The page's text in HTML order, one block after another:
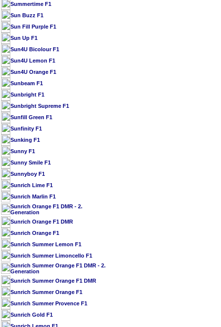
Summertime F1
Sun Buzz F1
Sun Fill Purple F1
Sun Up F1
Sun4U Bicolour F1
Sun4U Lemon F1
Sun4U Orange F1
Sunbeam F1
Sunbright F1
Sunbright Supreme F1
Sunfill Green F1
Sunfinity F1
Sunking F1
Sunny F1
Sunny Smile F1
Sunnyboy F1
Sunrich Lime F1
Sunrich Marlin F1
Sunrich Orange F1 DMR - 2.
Generation
Sunrich Orange F1 DMR
Sunrich Orange F1
Sunrich Summer Lemon F1
Sunrich Summer Limoncello F1
Sunrich Summer Orange F1 DMR - 2.
Generation
Sunrich Summer Orange F1 DMR
Sunrich Summer Orange F1
Sunrich Summer Provence F1
Sunrich Gold F1